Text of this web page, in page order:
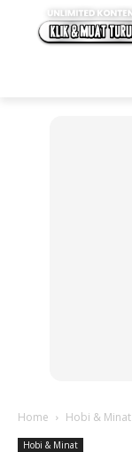
Home Hobi & Minat
Hobi & Minat